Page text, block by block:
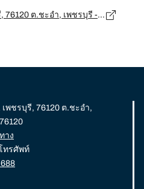
1337/122, เพชรบุรี, 76120 ต.ชะอำ, เพชรบุรี - 76120
เพชรบุรี, 76120 ต.ชะอำ,
าง
ทรศัพท์